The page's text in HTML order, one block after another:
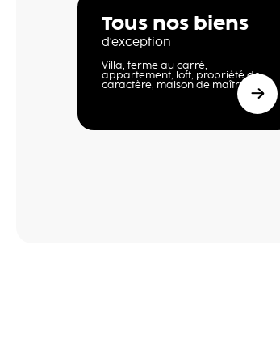
Tous nos biens
d'exception
Villa, ferme au carré,
appartement, loft, propriété de
caractère, maison de maître,…